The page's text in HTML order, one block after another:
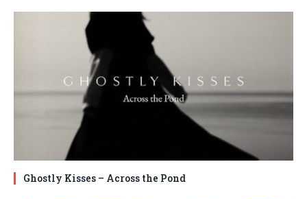
Ghostly Kisses – Across the Pond